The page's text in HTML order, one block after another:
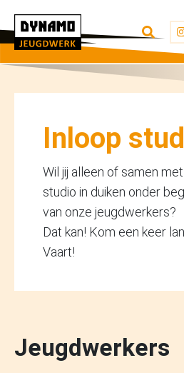
INSCHRIJVEN
Inloop
Wil jij alleen of samen
studio in duiken onder
van onze jeugdwerkers?
Dat kan! Kom een keer
Vaart!
Jeugdwerkers